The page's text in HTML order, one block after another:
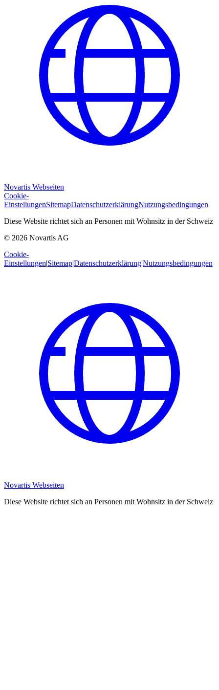
Novartis Webseiten
Cookie-
EinstellungenSitemapDatenschutzerklärungNutzungsbedingungen
Diese Website richtet sich an Personen mit Wohnsitz in der Schweiz
© 2026 Novartis AG
Cookie-
Einstellungen|Sitemap|Datenschutzerklärung|Nutzungsbedingungen
Novartis Webseiten
Diese Website richtet sich an Personen mit Wohnsitz in der Schweiz